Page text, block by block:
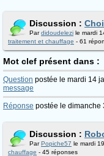
Discussion :
Pardidoudelezi le mardi
traitement et chauffage - 61
Mot clef présent dans :
Question postée le mardi 14
message
Réponse postée le dimanche
Discussion :
ParPopiche57 le mardi
chauffage - 45 réponses